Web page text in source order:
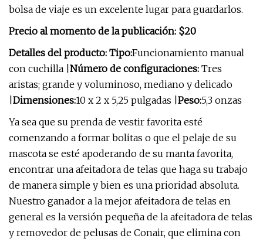
bolsa de viaje es un excelente lugar para guardarlos.
Precio al momento de la publicación: $20
Detalles del producto: Tipo:Funcionamiento manual
con cuchilla | Número de configuraciones: Tres
aristas; grande y voluminoso, mediano y delicado
Dimensiones:10 x 2 x 5,25 pulgadas | Peso:5,3 onzas
Ya sea que su prenda de vestir favorita esté
comenzando a formar bolitas o que el pelaje de su
mascota se esté apoderando de su manta favorita,
encontrar una afeitadora de telas que haga su trabajo
de manera simple y bien es una prioridad absoluta.
Nuestro ganador a la mejor afeitadora de telas en
general es la versión pequeña de la afeitadora de telas
y removedor de pelusas de Conair, que elimina con